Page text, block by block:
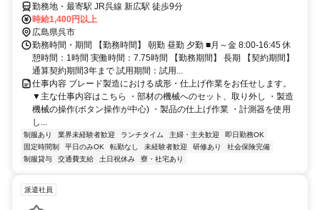
勤務地・最寄駅 JR呉線 新広駅 徒歩9分
時給1,400円以上
広島県呉市
勤務時間・期間 【勤務時間】 朝勤 昼勤 夕勤 ■月～金 8:00-16:45 休
憩時間：1時間 実働時間：7.75時間 【勤務期間】 長期 【契約期間】
通算契約期間3年まで 試用期間：試用...
仕事内容 ブレード製造における成形・仕上げ作業をお任せします。
▼主な仕事内容はこちら ・部材の機械へのセット、取り外し ・製造
機械の操作(ボタン操作が中心) ・製品の仕上げ作業 ・計測器を使用
し...
制服あり 業界未経験者歓迎 ランチタイム 主婦・主夫歓迎
即日勤務OK
固定時間制
平日のみOK 転勤なし 未経験者歓迎 研修あり
社会保険完備
制服貸与
交通費支給 土日祝休み 寮・社宅あり
派遣社員